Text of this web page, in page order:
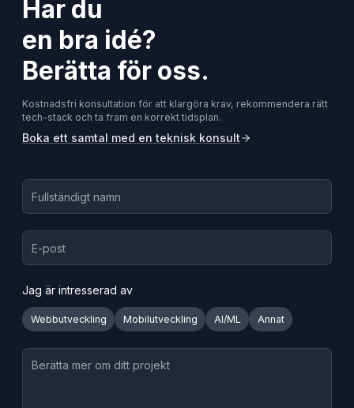
Har du
en bra idé?
Berätta för oss.
Kostnadsfri konsultation för att klargöra krav, rekommendera rätt
tech-stack och ta fram en korrekt tidsplan.
Boka ett samtal med en teknisk konsult
Jag är intresserad av
Webbutveckling Mobilutveckling AI/ML Annat